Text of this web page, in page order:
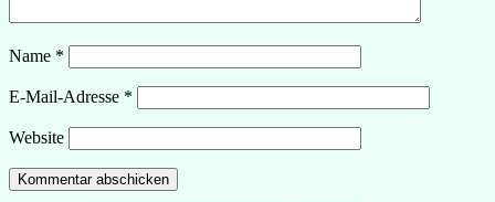
Name *
E-Mail-Adresse *
Website